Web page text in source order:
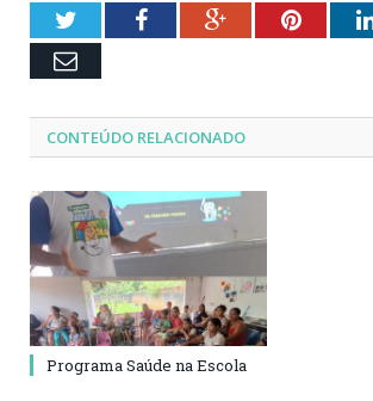
TwitterFacebookGoogle+
Email
CONTEÚDO RELACIONADO
Programa Saúde na Escola